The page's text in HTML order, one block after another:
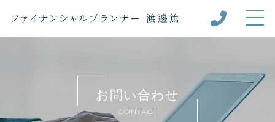
ファイナンシャルプランナー
渡邊篤について
キャンペーン
お問い合わせ
CONTACT